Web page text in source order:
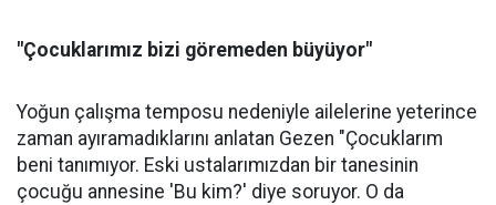
"Çocuklarımız bizi göremeden büyüyor"
Yoğun çalışma temposu nedeniyle ailelerine yeterince
zaman ayıramadıklarını anlatan Gezen "Çocuklarım
beni tanımıyor. Eski ustalarımızdan bir tanesinin
çocuğu annesine 'Bu kim?' diye soruyor. O da